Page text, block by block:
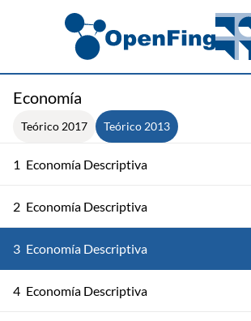
Economía
Teórico 2017 Teórico 2013
1 Economía Descriptiva
2 Economía Descriptiva
3 Economía Descriptiva
4 Economía Descriptiva